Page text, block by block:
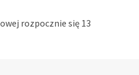
rozpocznie się 13